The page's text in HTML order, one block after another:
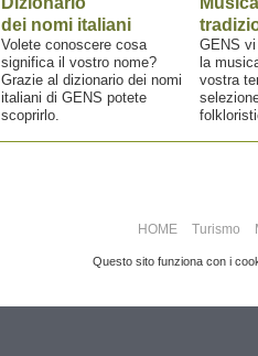
dei nomi italiani
Volete conoscere cosa
significa il vostro nome?
Grazie al dizionario dei nomi
italiani di GENS potete
scoprirlo.
GENS
la
vostra
HOME Turismo
Questo sito funziona con i